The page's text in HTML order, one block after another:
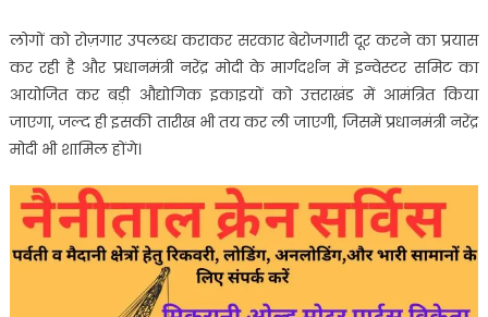
लोगों को रोज़गार उपलब्ध कराकर सरकार बेरोजगारी दूर करने का प्रयास
कर रही है और प्रधानमंत्री नरेंद्र मोदी के मार्गदर्शन में इन्वेस्टर समिट का
आयोजित कर बड़ी औद्योगिक इकाइयों को उत्तराखंड में आमंत्रित किया
जाएगा, जल्द ही इसकी तारीख भी तय कर ली जाएगी, जिसमें प्रधानमंत्री नरेंद्र
मोदी भी शामिल होंगे।